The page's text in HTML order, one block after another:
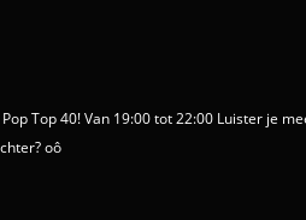
Top 40! Van 19:00 tot 22:00 Luister je
oô